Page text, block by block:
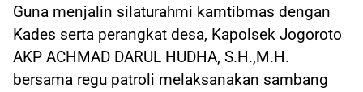
Guna menjalin silaturahmi kamtibmas dengan
Kades serta perangkat desa, Kapolsek Jogoroto
AKP ACHMAD DARUL HUDHA, S.H.,M.H.
bersama regu patroli melaksanakan sambang